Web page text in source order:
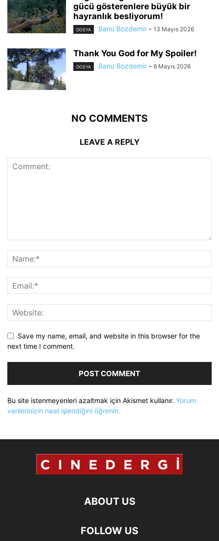
gücü gösterenlere büyük bir
hayranlık besliyorum!
DOSYA Banu Bozdemir - 13 Mayıs 2026
Thank You God for My Spoiler!
DOSYA Banu Bozdemir - 6 Mayıs 2026
NO COMMENTS
LEAVE A REPLY
Save my name, email, and website in this browser for the
next time I comment.
Bu site istenmeyenleri azaltmak için Akismet kullanır. Yorum
verilerinizin nasıl işlendiğini öğrenin.
ABOUT US
FOLLOW US